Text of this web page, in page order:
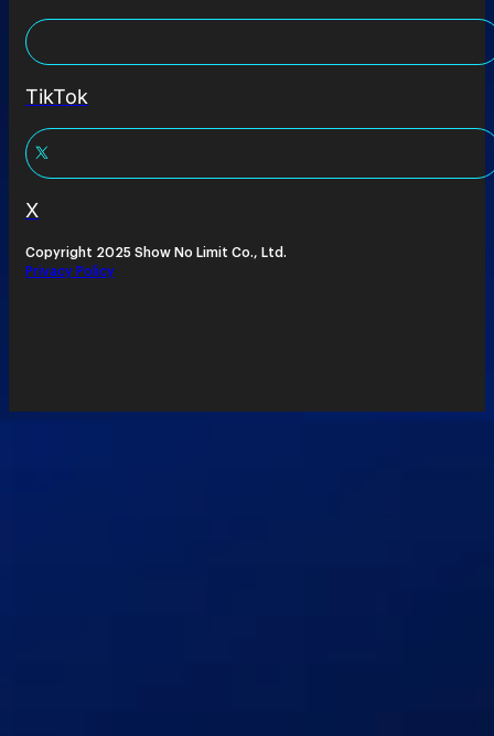
TikTok
X
Copyright 2025 Show No Limit Co., Ltd.
Privacy Policy